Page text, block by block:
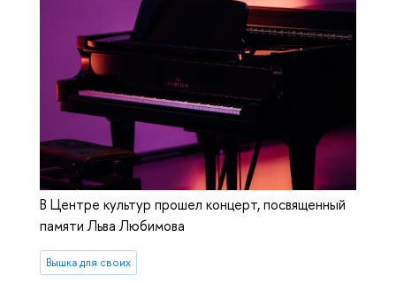
В Центре культур прошел концерт, посвященный
памяти Льва Любимова
Вышка для своих